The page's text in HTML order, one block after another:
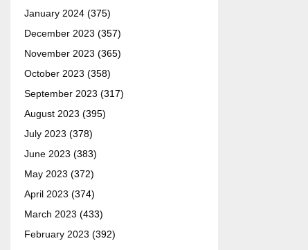
January 2024 (375)
December 2023 (357)
November 2023 (365)
October 2023 (358)
September 2023 (317)
August 2023 (395)
July 2023 (378)
June 2023 (383)
May 2023 (372)
April 2023 (374)
March 2023 (433)
February 2023 (392)